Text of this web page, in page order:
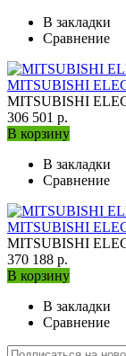
В закладки
Сравнение
MITSUBISHI
MITSUBISHI
306 501 р.
В корзину
В закладки
Сравнение
MITSUBISHI
MITSUBISHI
370 188 р.
В корзину
В закладки
Сравнение